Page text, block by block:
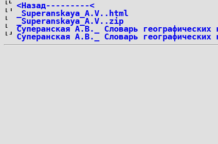
<Назад---------<
_Superanskaya_A.V..html
_Superanskaya_A.V..zip
Суперанская А.В._ Словарь
Суперанская А.В._ Словарь